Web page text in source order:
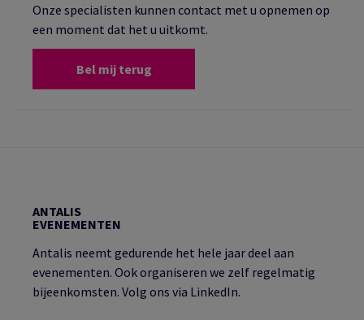
Onze specialisten kunnen contact met u opnemen op
een moment dat het u uitkomt.
Bel mij terug
ANTALIS
EVENEMENTEN
Antalis neemt gedurende het hele jaar deel aan
evenementen. Ook organiseren we zelf regelmatig
bijeenkomsten. Volg ons via LinkedIn.